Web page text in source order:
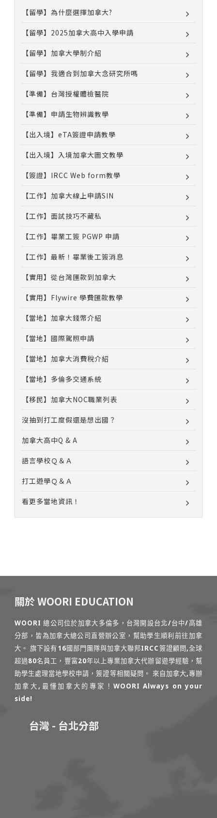
【留學】為什麼選擇加拿大?
【留學】2025加拿大高中入學申請
【留學】加拿大學制介紹
【留學】我適合到加拿大念研究所嗎
【準備】台灣授權體檢醫院
【準備】申請生物辨識教學
【出入境】eTA簽證申請教學
【出入境】入境加拿大圖文教學
【簽證】IRCC Web form教學
【工作】加拿大線上申請SIN
【工作】面試技巧不藏私
【工作】畢業工簽 PGWP 申請
【工作】最新！畢業後工簽消息
【實用】從台灣匯款到加拿大
【實用】Flywire 學費匯款教學
【當地】加拿大錢幣介紹
【當地】國際駕照申請
【當地】加拿大消費稅介紹
【當地】多倫多交通系統
【移民】加拿大NOC職業列表
沒抽到打工度假還是想出國？
加拿大高中Q & A
語言學校Ｑ＆Ａ
打工遊學Ｑ＆Ａ
看更多當地資訊！
關於 WOORI EDUCATION
WOORI 總公司位於加拿大多倫多，台灣開設台北/台中/高雄
分部，皆為加拿大總公司直營辦公室，幫助學生順利前往加拿
大。 旗下設有16國部門團隊與加拿大聯邦IRCC簽證顧問,全球
超過80名員工，豐富20年以上專業加拿大代辦留遊學經驗，幫
助學生處理當地學校申請，簽證等相關疑問。 來自加拿大,專辦
加拿大,最懂加拿大的專家！WOORI Always on your
side!
台灣 - 台北分部